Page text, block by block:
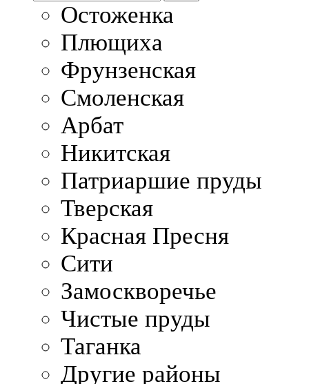
Остоженка
Плющиха
Фрунзенская
Смоленская
Арбат
Никитская
Патриаршие пруды
Тверская
Красная Пресня
Сити
Замоскворечье
Чистые пруды
Таганка
Другие районы